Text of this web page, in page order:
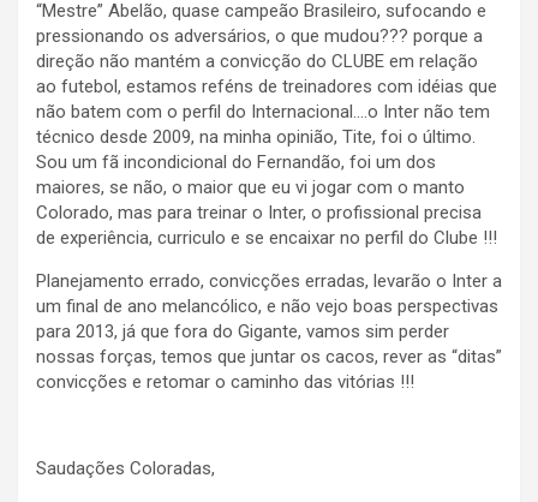
“Mestre” Abelão, quase campeão Brasileiro, sufocando e
pressionando os adversários, o que mudou??? porque a
direção não mantém a convicção do CLUBE em relação
ao futebol, estamos reféns de treinadores com idéias que
não batem com o perfil do Internacional….o Inter não tem
técnico desde 2009, na minha opinião, Tite, foi o último.
Sou um fã incondicional do Fernandão, foi um dos
maiores, se não, o maior que eu vi jogar com o manto
Colorado, mas para treinar o Inter, o profissional precisa
de experiência, curriculo e se encaixar no perfil do Clube !!!
Planejamento errado, convicções erradas, levarão o Inter a
um final de ano melancólico, e não vejo boas perspectivas
para 2013, já que fora do Gigante, vamos sim perder
nossas forças, temos que juntar os cacos, rever as “ditas”
convicções e retomar o caminho das vitórias !!!
Saudações Coloradas,